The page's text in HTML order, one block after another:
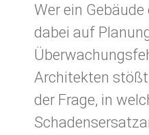
Wer ein
dabei auf
Architekten
der Frage, in